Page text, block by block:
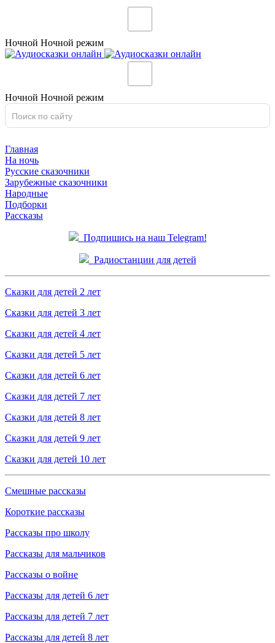
Ночной Ночной режим
Ночной Ночной режим
Главная
На ночь
Русские сказочники
Зарубежные сказочники
Народные
Подборки
Рассказы
Подпишись на наш Telegram!
Радиостанции для детей
Сказки для детей 2 лет
Сказки для детей 3 лет
Сказки для детей 4 лет
Сказки для детей 5 лет
Сказки для детей 6 лет
Сказки для детей 7 лет
Сказки для детей 8 лет
Сказки для детей 9 лет
Сказки для детей 10 лет
Смешные рассказы
Короткие рассказы
Рассказы про школу
Рассказы для мальчиков
Рассказы о войне
Рассказы для детей 6 лет
Рассказы для детей 7 лет
Рассказы для детей 8 лет